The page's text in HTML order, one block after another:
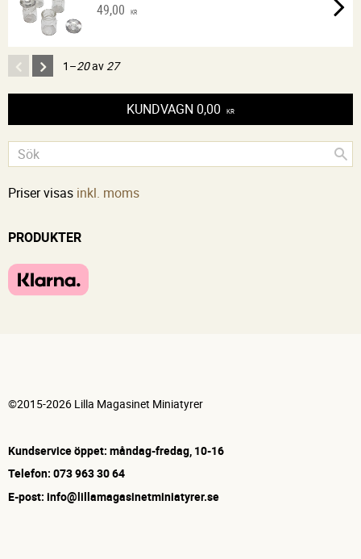
49,00
KR
1–20av 27
KUNDVAGN 0,00 KR
Priser visas inkl. moms
PRODUKTER
©2015-2026 Lilla Magasinet Miniatyrer
Kundservice öppet: måndag-fredag, 10-16
Telefon: 073 963 30 64
E-post: info@lillamagasinetminiatyrer.se